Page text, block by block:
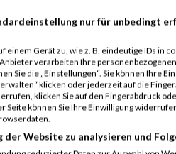
Hermann
Lehmbruck
Eim
Flügge
Voß
Halberstadt
nur für unbedingt
Gerät zu, wie z. B. eindeutige IDs in
verarbeiten Ihre
Sie die „Einstellungen“. Sie können Ihre
klicken oder jederzeit auf die
klicken Sie auf den Fingerabdruck
Seite können Sie Ihre Einwilligung
Website zu analysieren und